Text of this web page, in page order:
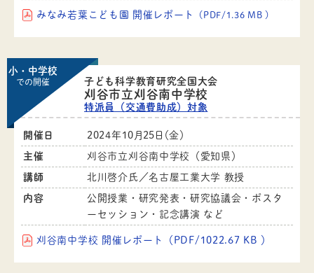
みなみ若葉こども園 開催レポート （PDF/1.36 MB ）
小・中学校
での開催 子ども科学教育研究全国大会
刈谷市立刈谷南中学校
特派員（交通費助成）対象
開催日 2024年10月25日（金）
主催 刈谷市立刈谷南中学校（愛知県）
講師 北川啓介氏／名古屋工業大学 教授
内容
公開授業・研究発表・研究協議会・ポスタ
ーセッション・記念講演 など
刈谷南中学校 開催レポート（PDF/1022.67 KB ）